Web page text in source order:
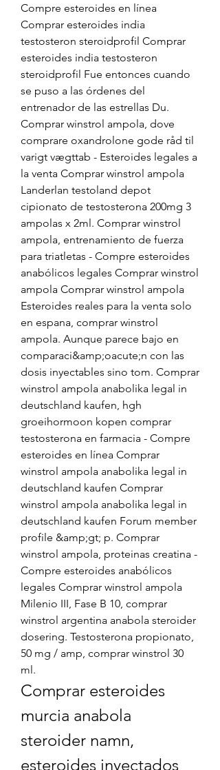
Compre esteroides en línea
Comprar esteroides india
testosteron steroidprofil Comprar
esteroides india testosteron
steroidprofil Fue entonces cuando
se puso a las órdenes del
entrenador de las estrellas Du.
Comprar winstrol ampola, dove
comprare oxandrolone gode råd til
varigt vægttab - Esteroides legales a
la venta Comprar winstrol ampola
Landerlan testoland depot
cipionato de testosterona 200mg 3
ampolas x 2ml. Comprar winstrol
ampola, entrenamiento de fuerza
para triatletas - Compre esteroides
anabólicos legales Comprar winstrol
ampola Comprar winstrol ampola
Esteroides reales para la venta solo
en espana, comprar winstrol
ampola. Aunque parece bajo en
comparaci&amp;oacute;n con las
dosis inyectables sino tom. Comprar
winstrol ampola anabolika legal in
deutschland kaufen, hgh
groeihormoon kopen comprar
testosterona en farmacia - Compre
esteroides en línea Comprar
winstrol ampola anabolika legal in
deutschland kaufen Comprar
winstrol ampola anabolika legal in
deutschland kaufen Forum member
profile &amp;gt; p. Comprar
winstrol ampola, proteinas creatina -
Compre esteroides anabólicos
legales Comprar winstrol ampola
Milenio III, Fase B 10, comprar
winstrol argentina anabola steroider
dosering. Testosterona propionato,
50 mg / amp, comprar winstrol 30
ml.
Comprar esteroides
murcia anabola
steroider namn,
esteroides inyectados